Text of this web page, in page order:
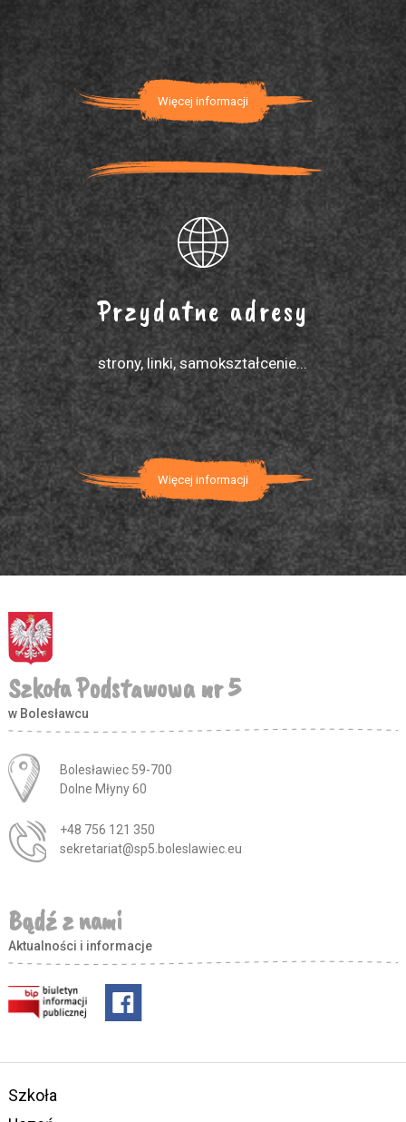
Więcej informacji
Przydatne adresy
strony, linki, samokształcenie...
Więcej informacji
Szkoła Podstawowa nr 5
w Bolesławcu
Adres pocztowy:
Bolesławiec 59-700
Dolne Młyny 60
+48 756 121 350
sekretariat@sp5.boleslawiec.eu
Bądź z nami
Aktualności i informacje
Szkoła